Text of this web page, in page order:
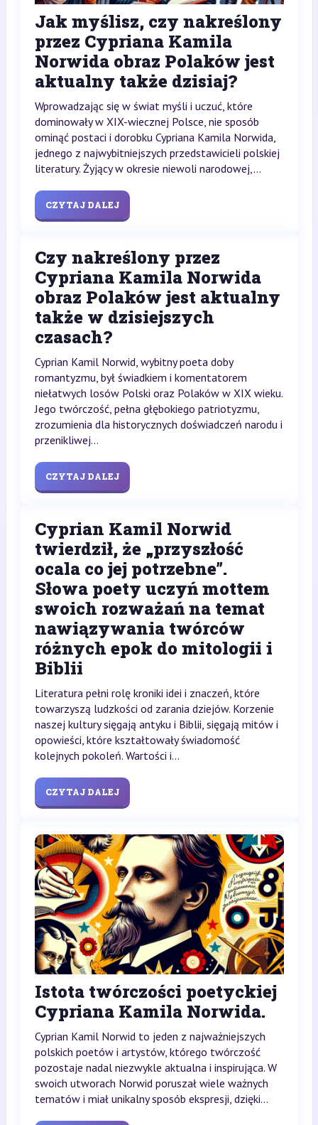
Jak myślisz, czy nakreślony
przez Cypriana Kamila
Norwida obraz Polaków jest
aktualny także dzisiaj?
Wprowadzając się w świat myśli i uczuć, które
dominowały w XIX-wiecznej Polsce, nie sposób
ominąć postaci i dorobku Cypriana Kamila Norwida,
jednego z najwybitniejszych przedstawicieli polskiej
literatury. Żyjący w okresie niewoli narodowej,...
CZYTAJ DALEJ
Czy nakreślony przez
Cypriana Kamila Norwida
obraz Polaków jest aktualny
także w dzisiejszych
czasach?
Cyprian Kamil Norwid, wybitny poeta doby
romantyzmu, był świadkiem i komentatorem
niełatwych losów Polski oraz Polaków w XIX wieku.
Jego twórczość, pełna głębokiego patriotyzmu,
zrozumienia dla historycznych doświadczeń narodu i
przenikliwej...
CZYTAJ DALEJ
Cyprian Kamil Norwid
twierdził, że „przyszłość
ocala co jej potrzebne”.
Słowa poety uczyń mottem
swoich rozważań na temat
nawiązywania twórców
różnych epok do mitologii i
Biblii
Literatura pełni rolę kroniki idei i znaczeń, które
towarzyszą ludzkości od zarania dziejów. Korzenie
naszej kultury sięgają antyku i Biblii, sięgają mitów i
opowieści, które kształtowały świadomość
kolejnych pokoleń. Wartości i...
CZYTAJ DALEJ
Istota twórczości poetyckiej
Cypriana Kamila Norwida.
Cyprian Kamil Norwid to jeden z najważniejszych
polskich poetów i artystów, którego twórczość
pozostaje nadal niezwykle aktualna i inspirująca. W
swoich utworach Norwid poruszał wiele ważnych
tematów i miał unikalny sposób ekspresji, dzięki...